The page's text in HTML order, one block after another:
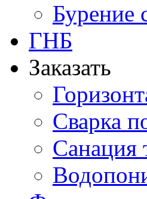
Бурение
ГНБ
Заказать
Сварка
Санация